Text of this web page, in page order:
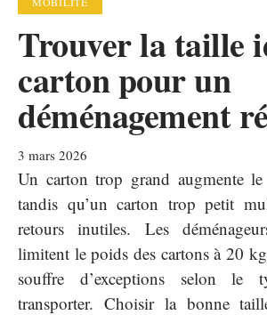
Trouver la taille
carton pour un
déménagement
3 mars 2026
Un carton trop grand augmente le
tandis qu’un carton trop petit
retours inutiles. Les
limitent le poids des cartons à 20
souffre d’exceptions selon le
transporter. Choisir la bonne